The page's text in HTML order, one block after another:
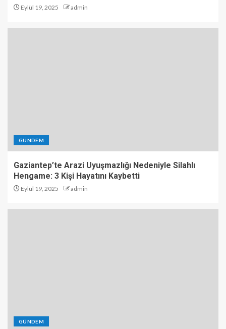
Eylül 19, 2025 admin
GÜNDEM
Gaziantep’te Arazi Uyuşmazlığı Nedeniyle Silahlı
Hengame: 3 Kişi Hayatını Kaybetti
Eylül 19, 2025 admin
GÜNDEM